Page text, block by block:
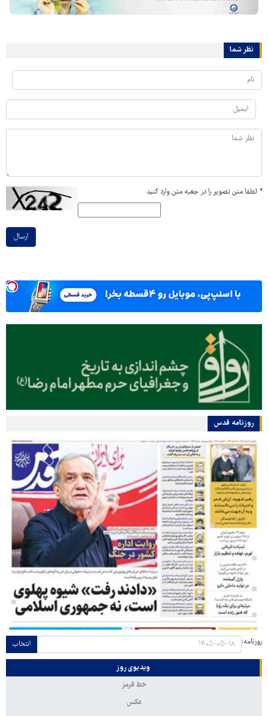
نظر شما
* لطفا متن تصویر را در جعبه متن وارد کنید
ارسال
روزنامه قدس
روزنامه: انتخاب
ویدیوی روز
خط قرمز
عکس